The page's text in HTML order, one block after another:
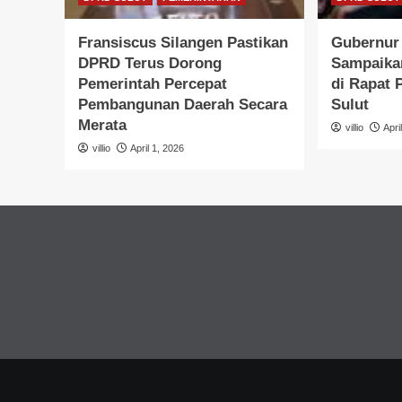
Fransiscus Silangen Pastikan
DPRD Terus Dorong
Pemerintah Percepat
Pembangunan Daerah Secara
Merata
villio April 1, 2026
di Rapat
Sulut
villio